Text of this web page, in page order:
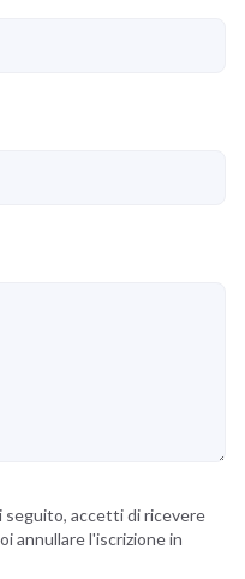
seguito, accetti di ricevere
annullare l'iscrizione in